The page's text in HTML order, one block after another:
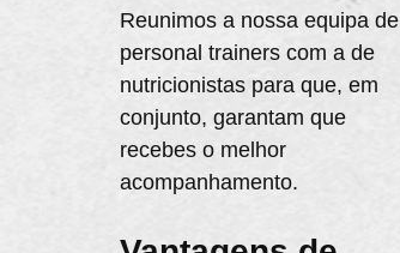
Reunimos a nossa equipa de
personal trainers com a de
nutricionistas para que, em
conjunto, garantam que
recebes o melhor
acompanhamento.